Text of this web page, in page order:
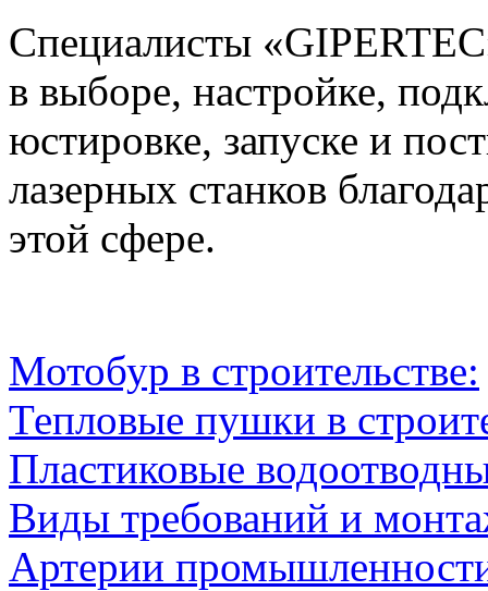
Специалисты
в выборе, настройке,
юстировке, запуске и
лазерных станков
этой сфере.
Мотобур в строительстве:
Тепловые пушки в
Пластиковые
Виды требований и
Артерии